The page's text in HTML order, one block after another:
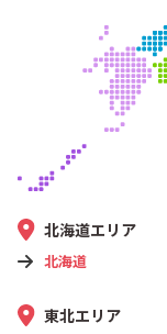
北海道エリア
北海道
東北エリア